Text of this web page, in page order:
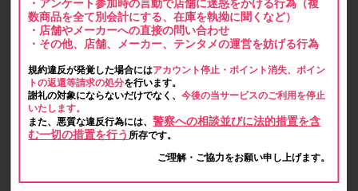
・アンケート参加時の言動で店舗に迷惑をかける行為（複
数商品を全て別会計にする、在庫を執拗に聞くなど）
・店舗やメーカーへの直接の問い合わせ
・その他、店舗、メーカー、テンタメの運営を妨げる行為
規約違反が発覚した場合にはアカウント停止・ポイント消失、ポイン
トの返還等請求の処分を行います。
謝礼の対象にならないだけでなく、今後の当サービスのご利用を停止
いたします。
また、悪質な違反行為には、警察への相談並びに法的措置を含
む一切の措置を行う 所存です。
ご理解・ご協力をお願い申し上げます。